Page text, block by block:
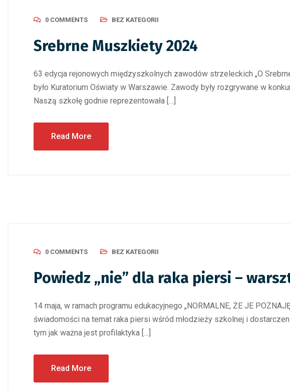
0 COMMENTS BEZ KATEGORII
Srebrne Muszkiety 2024
63 edycja rejonowych międzyszkolnych zawodów strzeleckich „O
było Kuratorium Oświaty w Warszawie. Zawody były rozgrywane w
Naszą szkołę godnie reprezentowała […]
Read More
0 COMMENTS BEZ KATEGORII
Powiedz „nie” dla raka piersi –
14 maja, w ramach programu edukacyjnego „NORMALNE, ŻE JE
świadomości na temat raka piersi wśród młodzieży szkolnej i
tym jak ważna jest profilaktyka […]
Read More